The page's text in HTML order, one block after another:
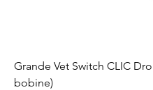
Grande Vet Switch CLIC
bobine)